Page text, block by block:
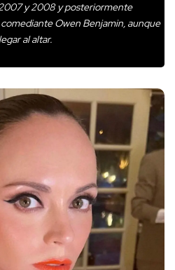
y 2008 y posteriormente
Owen Benjamin, aunque
al altar.